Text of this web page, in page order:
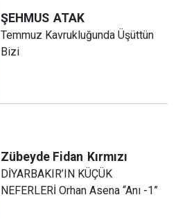
ŞEHMUS ATAK
Temmuz Kavrukluğunda Üşüttün
Bizi
Zübeyde Fidan Kırmızı
DİYARBAKIR’IN KÜÇÜK
NEFERLERİ Orhan Asena “Anı -1”